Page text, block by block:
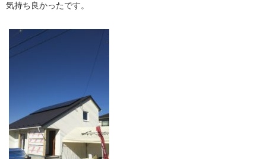
気持ち良かったです。